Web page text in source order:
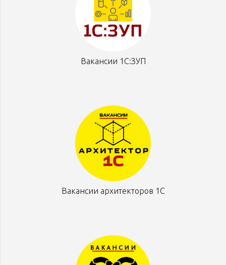
Вакансии 1С:ЗУП
Вакансии архитекторов 1С